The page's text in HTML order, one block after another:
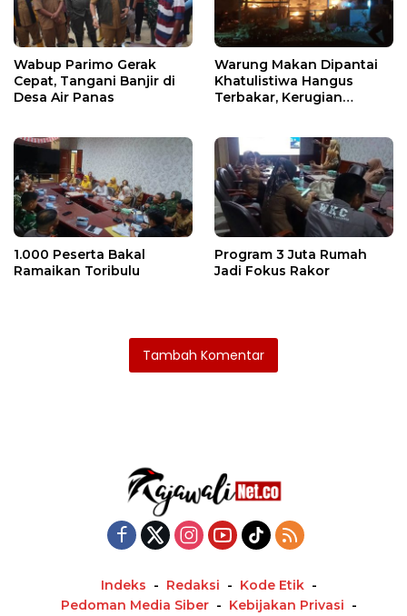
Wabup Parimo Gerak
Cepat, Tangani Banjir di
Desa Air Panas
Warung Makan Dipantai
Khatulistiwa Hangus
Terbakar, Kerugian
1.000 Peserta Bakal
Ramaikan Toribulu
Program 3 Juta Rumah
Jadi Fokus Rakor
Tambah Komentar
Indeks Redaksi
Kode Etik
Pedoman Media Siber
Kebijakan Privasi